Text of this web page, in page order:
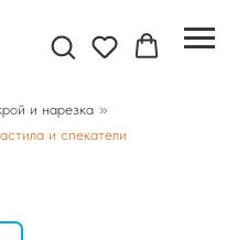
и нарезка »
и спекатели